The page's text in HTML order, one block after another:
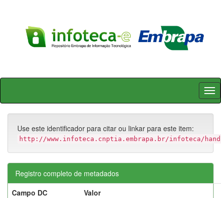
Skip
Use este identificador para citar ou linkar para este item:
http://www.infoteca.cnptia.embrapa.br/infoteca/
Registro completo de metadados
Campo DC
Valor